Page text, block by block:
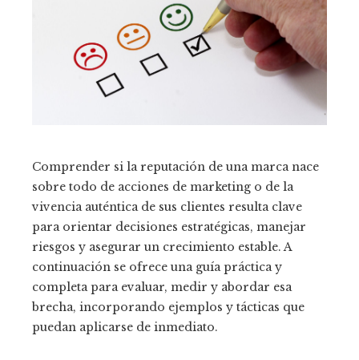
Comprender si la reputación de una marca nace
sobre todo de acciones de marketing o de la
vivencia auténtica de sus clientes resulta clave
para orientar decisiones estratégicas, manejar
riesgos y asegurar un crecimiento estable. A
continuación se ofrece una guía práctica y
completa para evaluar, medir y abordar esa
brecha, incorporando ejemplos y tácticas que
puedan aplicarse de inmediato.